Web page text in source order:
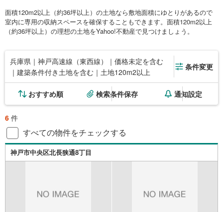
面積120m2以上（約36坪以上）の土地なら敷地面積にゆとりがあるので
室内に専用の収納スペースを確保することもできます。面積120m2以上
（約36坪以上）の理想の土地をYahoo!不動産で見つけましょう。
兵庫県｜神戸高速線（東西線）｜価格未定を含む
｜建築条件付き土地を含む｜土地120m2以上
条件変更
おすすめ順 検索条件保存 通知設定
6 件
すべての物件をチェックする
神戸市中央区北長狭通8丁目